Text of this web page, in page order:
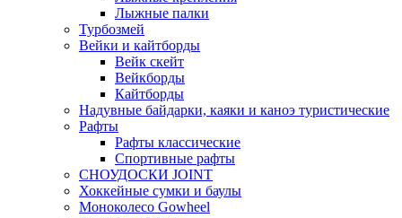
Лыжные палки
Турбозмей
Вейки и кайтборды
Вейк скейт
Вейкборды
Кайтборды
Надувные байдарки, каяки и каноэ туристические
Рафты
Рафты классические
Спортивные рафты
СНОУДОСКИ JOINT
Хоккейные сумки и баулы
Моноколесо Gowheel